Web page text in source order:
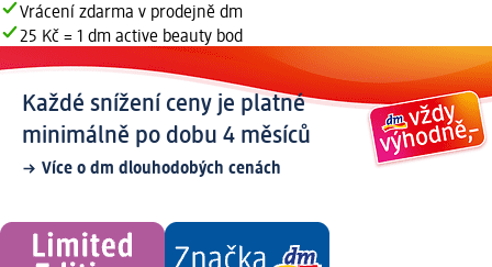
Vrácení zdarma v prodejně dm
25 Kč = 1 dm active beauty bod
Každé snížení ceny je platné
minimálně po dobu 4 měsíců
Více o dm dlouhodobých cenách